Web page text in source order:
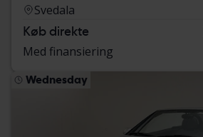
Svedala
Køb direkte
Med finansiering
Wednesday